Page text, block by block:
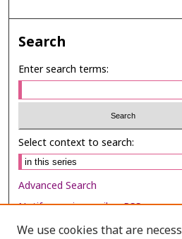
Search
Enter search terms:
Select context to search:
Advanced Search
Notify me via email orRSS
We use cookies that are